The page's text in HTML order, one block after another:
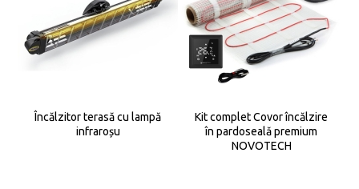
Încălzitor terasă cu lampă
infraroșu
Kit complet Covor încălzire
în pardoseală premium
NOVOTECH